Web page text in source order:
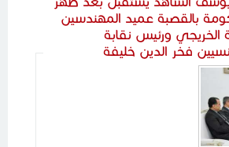
بالقصبة عميد المهندسين
الخريجي ورئيس نقابة
فخر الدين خليفة